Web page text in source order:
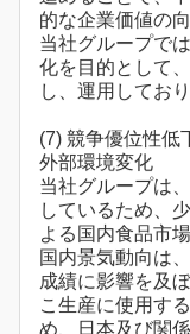
的な企業価値の
当社グループで
化を目的として
し、運用しており
(7) 競争優位性低
外部環境変化
当社グループは
しているため、
よる国内食品市
国内景気動向は
成績に影響を及
こ生産に使用す
め、日本及び関